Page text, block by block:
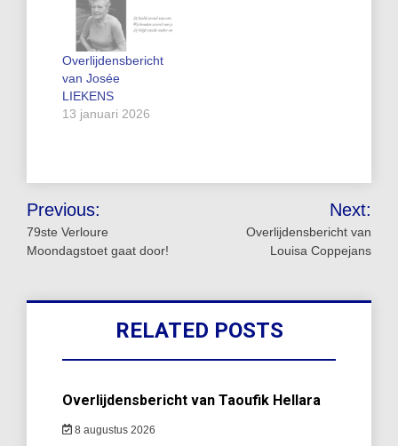
Overlijdensbericht
van Josée
LIEKENS
13 januari 2026
Bericht
navigatie
Previous:
79ste Verloure
Moondagstoet gaat door!
Next:
Overlijdensbericht van
Louisa Coppejans
RELATED POSTS
Overlijdensbericht van Taoufik Hellara
8 augustus 2026